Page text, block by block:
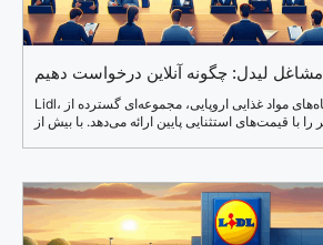
مشاغل لیدل: چگونه آنلاین درخواست دهیم
Lidl، یکی از برترین فروشگاه‌های مواد غذایی اروپایی، مجموعه‌ای گسترده از